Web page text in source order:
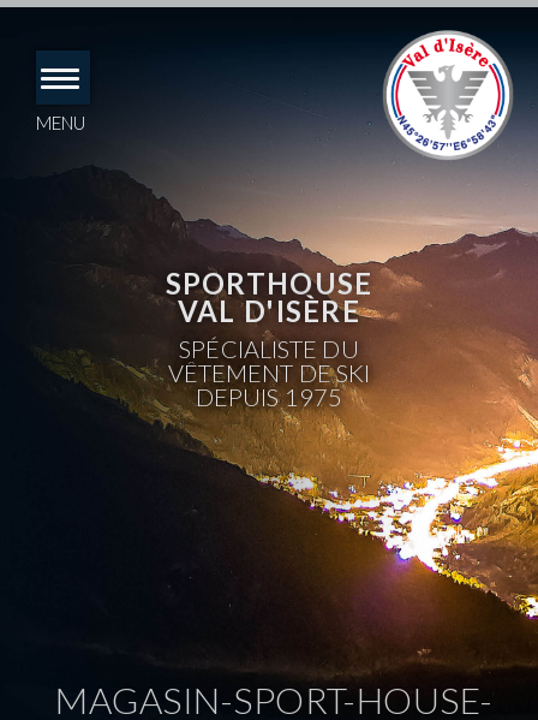
directement
contenu
MENU
SPORTHOUSE
VAL D'ISÈRE
SPÉCIALISTE DU
VÊTEMENT DE SKI
DEPUIS 1975
MAGASIN-SPORT-HOUSE-